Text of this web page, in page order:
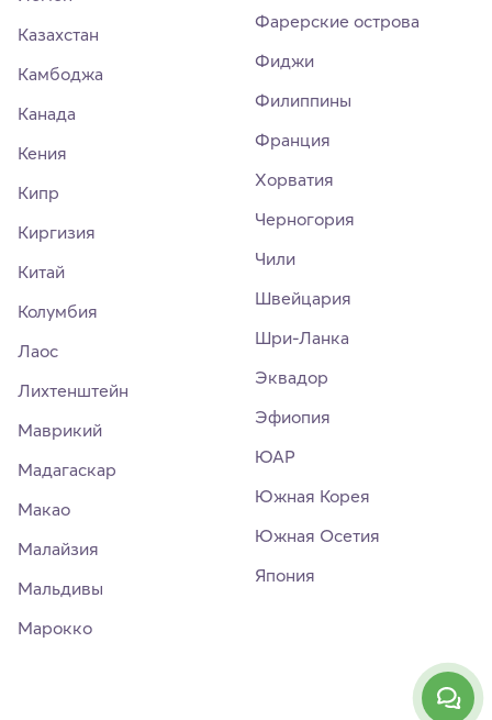
Казахстан
Камбоджа
Канада
Кения
Кипр
Киргизия
Китай
Колумбия
Лаос
Лихтенштейн
Маврикий
Мадагаскар
Макао
Малайзия
Мальдивы
Марокко
Фарерские острова
Фиджи
Филиппины
Франция
Хорватия
Черногория
Чили
Швейцария
Шри-Ланка
Эквадор
Эфиопия
ЮАР
Южная Корея
Южная Осетия
Япония